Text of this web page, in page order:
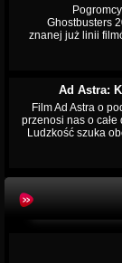
Ghostbusters
znanej już linii
Ad Astra:
Film Ad Astra o
przenosi nas o całe
Ludzkość szuka